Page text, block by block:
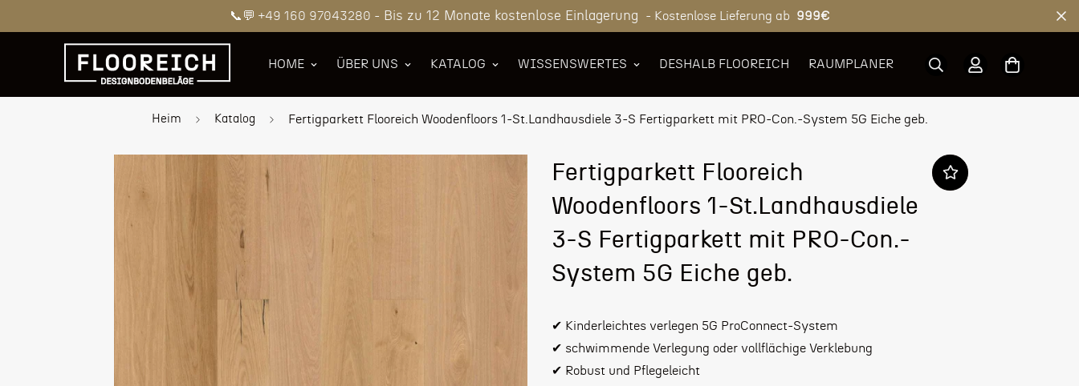
📞💬 +49 160 97043280 - Bis zu 12 Monate kostenlose Einlagerung - Kostenlose Lieferung ab 999€
HOME ÜBER UNS KATALOG WISSENSWERTES DESHALB FLOOREICH RAUMPLANER
Heim Katalog Fertigparkett Flooreich Woodenfloors 1-St.Landhausdiele 3-S Fertigparkett mit PRO-Con.-System 5G Eiche geb.
Fertigparkett Flooreich
Woodenfloors 1-St.Landhausdiele
3-S Fertigparkett mit PRO-Con.-
System 5G Eiche geb.
✔ Kinderleichtes verlegen 5G ProConnect-System
✔ schwimmende Verlegung oder vollflächige Verklebung
✔ Robust und Pflegeleicht